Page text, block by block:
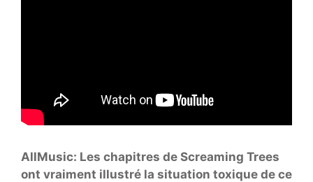
AllMusic: Les chapitres de Screaming Trees
ont vraiment illustré la situation toxique de ce